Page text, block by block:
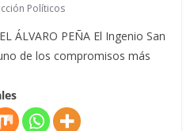
Políticos
ÁLVARO PEÑA El Ingenio San
de los compromisos más